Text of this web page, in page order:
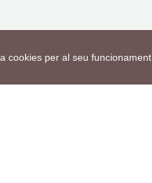
cookies per al seu funcionament.
de privacitat Avís legal